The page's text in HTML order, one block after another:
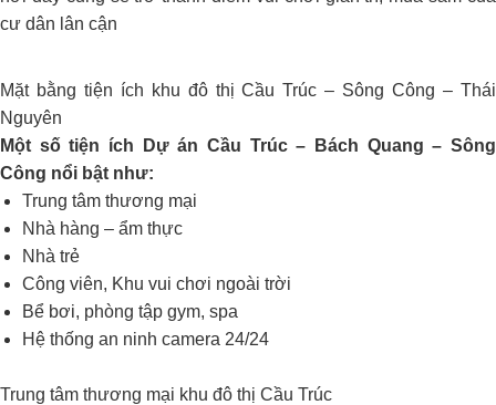
cư dân lân cận
Mặt bằng tiện ích khu đô thị Cầu Trúc – Sông Công – Thái
Nguyên
Một số tiện ích Dự án Cầu Trúc – Bách Quang – Sông
Công nổi bật như:
Trung tâm thương mại
Nhà hàng – ẩm thực
Nhà trẻ
Công viên, Khu vui chơi ngoài trời
Bể bơi, phòng tập gym, spa
Hệ thống an ninh camera 24/24
Trung tâm thương mại khu đô thị Cầu Trúc